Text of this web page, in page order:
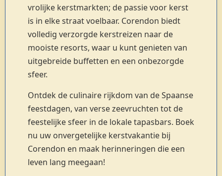
vrolijke kerstmarkten; de passie voor kerst
is in elke straat voelbaar. Corendon biedt
volledig verzorgde kerstreizen naar de
mooiste resorts, waar u kunt genieten van
uitgebreide buffetten en een onbezorgde
sfeer.
Ontdek de culinaire rijkdom van de Spaanse
feestdagen, van verse zeevruchten tot de
feestelijke sfeer in de lokale tapasbars. Boek
nu uw onvergetelijke kerstvakantie bij
Corendon en maak herinneringen die een
leven lang meegaan!